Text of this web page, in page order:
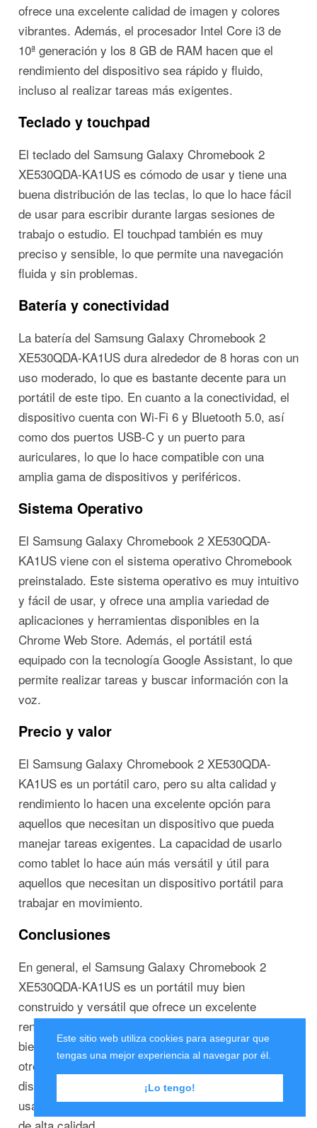
ofrece una excelente calidad de imagen y colores
vibrantes. Además, el procesador Intel Core i3 de
10ª generación y los 8 GB de RAM hacen que el
rendimiento del dispositivo sea rápido y fluido,
incluso al realizar tareas más exigentes.
Teclado y touchpad
El teclado del Samsung Galaxy Chromebook 2
XE530QDA-KA1US es cómodo de usar y tiene una
buena distribución de las teclas, lo que lo hace fácil
de usar para escribir durante largas sesiones de
trabajo o estudio. El touchpad también es muy
preciso y sensible, lo que permite una navegación
fluida y sin problemas.
Batería y conectividad
La batería del Samsung Galaxy Chromebook 2
XE530QDA-KA1US dura alrededor de 8 horas con un
uso moderado, lo que es bastante decente para un
portátil de este tipo. En cuanto a la conectividad, el
dispositivo cuenta con Wi-Fi 6 y Bluetooth 5.0, así
como dos puertos USB-C y un puerto para
auriculares, lo que lo hace compatible con una
amplia gama de dispositivos y periféricos.
Sistema Operativo
El Samsung Galaxy Chromebook 2 XE530QDA-
KA1US viene con el sistema operativo Chromebook
preinstalado. Este sistema operativo es muy intuitivo
y fácil de usar, y ofrece una amplia variedad de
aplicaciones y herramientas disponibles en la
Chrome Web Store. Además, el portátil está
equipado con la tecnología Google Assistant, lo que
permite realizar tareas y buscar información con la
voz.
Precio y valor
El Samsung Galaxy Chromebook 2 XE530QDA-
KA1US es un portátil caro, pero su alta calidad y
rendimiento lo hacen una excelente opción para
aquellos que necesitan un dispositivo que pueda
manejar tareas exigentes. La capacidad de usarlo
como tablet lo hace aún más versátil y útil para
aquellos que necesitan un dispositivo portátil para
trabajar en movimiento.
Conclusiones
En general, el Samsung Galaxy Chromebook 2
XE530QDA-KA1US es un portátil muy bien
construido y versátil que ofrece un excelente
rendimiento y una pantalla táctil de alta calidad. Si
bien puede ser un poco caro en comparación con
otros portátiles de gama media, su construcción y
diseño lo hacen un dispositivo atractivo y fácil de
usar para aquellos que buscan un ordenador portátil
Este sitio web utiliza cookies para asegurar que
tengas una mejor experiencia al navegar por él.
¡Lo tengo!